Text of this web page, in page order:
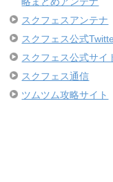
スクフェスアンテナ
スクフェス公式
スクフェス公式サイ
スクフェス通信
ツムツム攻略サイト